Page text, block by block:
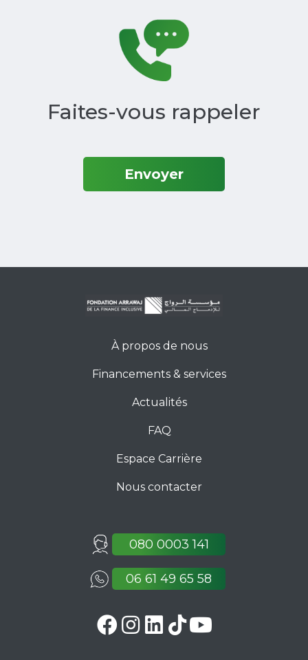
Faites-vous rappeler
Envoyer
À propos de nous
Financements & services
Actualités
FAQ
Espace Carrière
Nous contacter
080 0003 141
06 61 49 65 58